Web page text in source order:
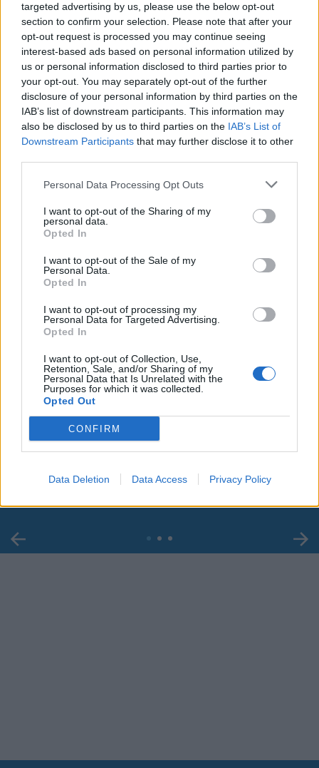
targeted advertising by us, please use the below opt-out
section to confirm your selection. Please note that after your
opt-out request is processed you may continue seeing
interest-based ads based on personal information utilized by
us or personal information disclosed to third parties prior to
your opt-out. You may separately opt-out of the further
disclosure of your personal information by third parties on the
IAB’s list of downstream participants. This information may
also be disclosed by us to third parties on the IAB’s List of
Downstream Participants that may further disclose it to other
Personal Data Processing Opt Outs
I want to opt-out of the Sharing of my
personal data.
Opted In
I want to opt-out of the Sale of my
Personal Data.
Opted In
I want to opt-out of processing my
Personal Data for Targeted Advertising.
Opted In
I want to opt-out of Collection, Use,
Retention, Sale, and/or Sharing of my
Personal Data that Is Unrelated with the
Purposes for which it was collected.
Opted Out
CONFIRM
Data Deletion Data Access Privacy Policy
in ospedale. Le dichiarazioni ai giornalisti